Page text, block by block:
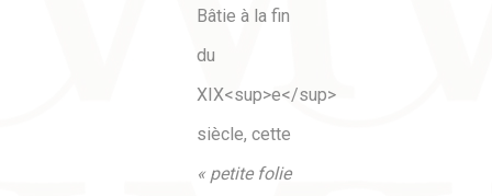
Bâtie à la fin
du
XIX<sup>e</sup>
siècle, cette
« petite folie